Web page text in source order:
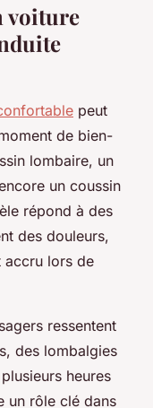
voiture
peut
de bien-
lombaire, un
un coussin
répond à des
des douleurs,
lors de
ressentent
des lombalgies
heures
un rôle clé dans